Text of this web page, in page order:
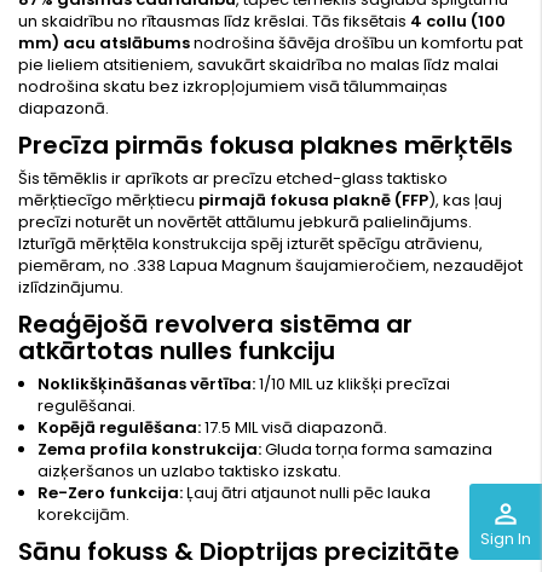
perm_identity
Sign In
un skaidrību no rītausmas līdz krēslai. Tās fiksētais 4 collu (100
mm) acu atslābumsnodrošina šāvēja drošību un komfortu pat
pie lieliem atsitieniem, savukārt skaidrība no malas līdz malai
nodrošina skatu bez izkropļojumiem visā tālummaiņas
diapazonā.
Precīza pirmās fokusa plaknes mērķtēls
Šis tēmēklis ir aprīkots ar precīzu etched-glass taktisko
mērķtiecīgo mērķtiecu pirmajā fokusa plaknē (FFP), kas ļauj
precīzi noturēt un novērtēt attālumu jebkurā palielinājums.
Izturīgā mērķtēla konstrukcija spēj izturēt spēcīgu atrāvienu,
piemēram, no .338 Lapua Magnum šaujamieročiem, nezaudējot
izlīdzinājumu.
Reaģējošā revolvera sistēma ar
atkārtotas nulles funkciju
Noklikšķināšanas vērtība:1/10 MIL uz klikšķi precīzai
regulēšanai.
Kopējā regulēšana:17.5 MIL visā diapazonā.
Zema profila konstrukcija:Gluda torņa forma samazina
aizķeršanos un uzlabo taktisko izskatu.
Re-Zero funkcija: Ļauj ātri atjaunot nulli pēc lauka
korekcijām.
Sānu fokuss & Dioptrijas precizitāte